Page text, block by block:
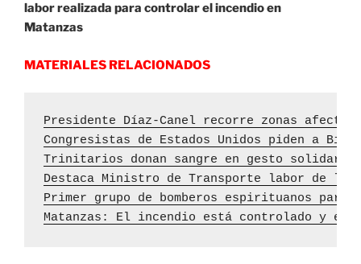
labor realizada para controlar el incendio en
Matanzas
MATERIALES RELACIONADOS
Presidente Díaz-Canel recorre zonas
Congresistas de Estados Unidos piden a
Trinitarios donan sangre en gesto solidario
Destaca Ministro de Transporte labor de
Primer grupo de bomberos espirituanos
Matanzas: El incendio está controlado y en